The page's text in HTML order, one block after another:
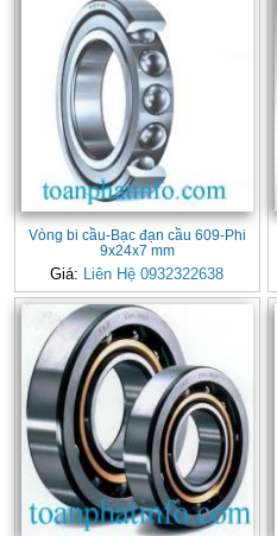
Vòng bi cầu-Bạc đạn cầu 609-Phi
9x24x7 mm
Giá: Liên Hệ 0932322638